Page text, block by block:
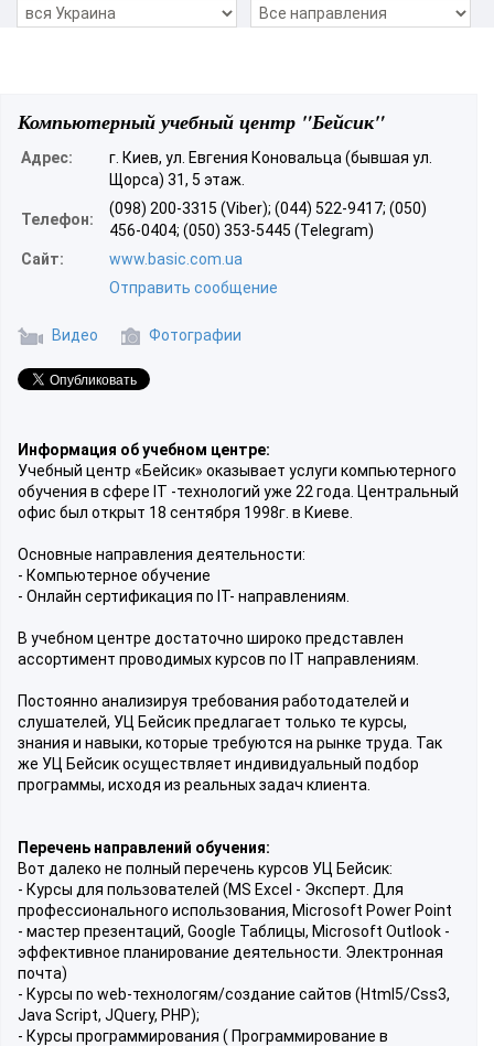
Компьютерный учебный центр "Бейсик"
Адрес:
г. Киев, ул. Евгения Коновальца (бывшая ул.
Щорса) 31, 5 этаж.
Телефон:
(098) 200-3315 (Viber); (044) 522-9417; (050)
456-0404; (050) 353-5445 (Telegram)
Сайт:
www.basic.com.ua
Отправить сообщение
Видео Фотографии
Информация об учебном центре:
Учебный центр «Бейсик» оказывает услуги компьютерного
обучения в сфере IT -технологий уже 22 года. Центральный
офис был открыт 18 сентября 1998г. в Киеве.
Основные направления деятельности:
- Компьютерное обучение
- Онлайн сертификация по IT- направлениям.
В учебном центре достаточно широко представлен
ассортимент проводимых курсов по IT направлениям.
Постоянно анализируя требования работодателей и
слушателей, УЦ Бейсик предлагает только те курсы,
знания и навыки, которые требуются на рынке труда. Так
же УЦ Бейсик осуществляет индивидуальный подбор
программы, исходя из реальных задач клиента.
Перечень направлений обучения:
Вот далеко не полный перечень курсов УЦ Бейсик:
- Курсы для пользователей (MS Excel - Эксперт. Для
профессионального использования, Microsoft Power Point
- мастер презентаций, Google Таблицы, Microsoft Outlook -
эффективное планирование деятельности. Электронная
почта)
- Курсы по web-технологям/создание сайтов (Html5/Css3,
Java Script, JQuery, PHP);
- Курсы программирования ( Программирование в